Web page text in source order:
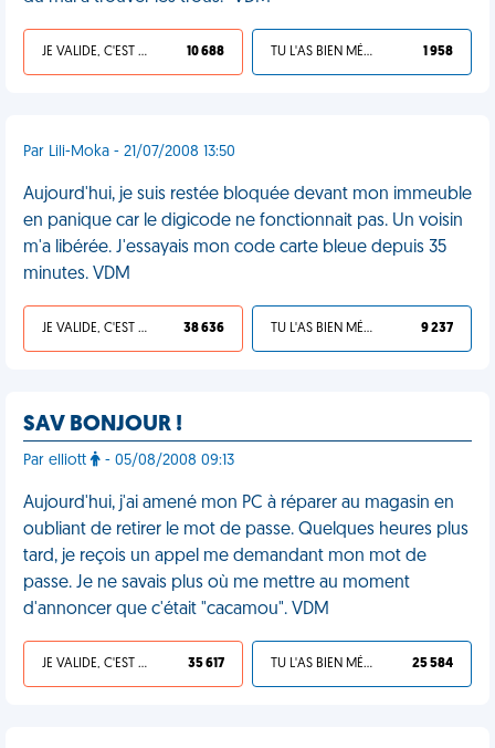
JE VALIDE, C'EST UNE VDM 10 688 TU L'AS BIEN MÉRITÉ 1 958
Par Lili-Moka - 21/07/2008 13:50
Aujourd'hui, je suis restée bloquée devant mon immeuble
en panique car le digicode ne fonctionnait pas. Un voisin
m'a libérée. J'essayais mon code carte bleue depuis 35
minutes. VDM
JE VALIDE, C'EST UNE VDM 38 636 TU L'AS BIEN MÉRITÉ 9 237
SAV BONJOUR !
Par elliott - 05/08/2008 09:13
Aujourd'hui, j'ai amené mon PC à réparer au magasin en
oubliant de retirer le mot de passe. Quelques heures plus
tard, je reçois un appel me demandant mon mot de
passe. Je ne savais plus où me mettre au moment
d'annoncer que c'était "cacamou". VDM
JE VALIDE, C'EST UNE VDM 35 617 TU L'AS BIEN MÉRITÉ 25 584